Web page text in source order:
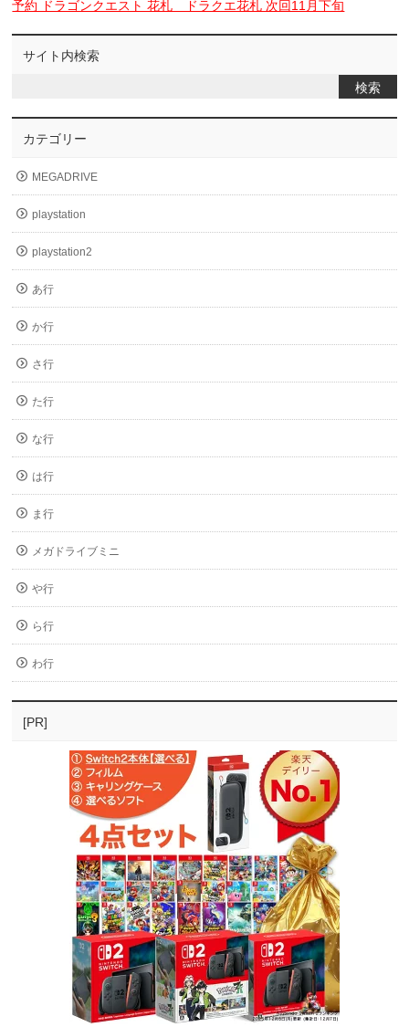
予約 ドラゴンクエスト 花札 ドラクエ花札 次回11月下旬
サイト内検索
カテゴリー
MEGADRIVE
playstation
playstation2
あ行
か行
さ行
た行
な行
は行
ま行
メガドライブミニ
や行
ら行
わ行
[PR]